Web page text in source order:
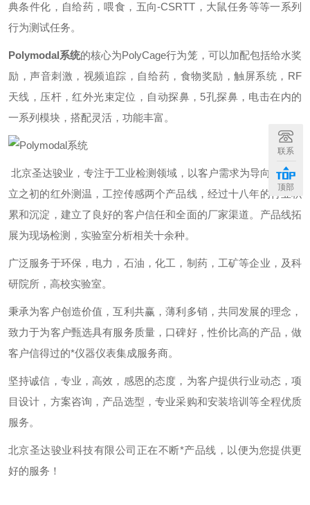
典条件化，自给药，喂食，五向-CSRTT，大鼠任务等等一系列
行为测试任务。
Polymodal系统的核心为PolyCage行为笼，可以加配包括给水奖
励，声音刺激，视频追踪，自给药，食物奖励，触屏系统，RF
天线，压杆，红外光束定位，自动探鼻，5孔探鼻，电击在内的
一系列模块，搭配灵活，功能丰富。
北京圣达骏业，专注于工业检测领域，以客户需求为导向，从成
立之初的红外测温，工控传感两个产品线，经过十八年的行业积
累和沉淀，建立了良好的客户信任和全面的厂家渠道。产品线拓
展为现场检测，实验室分析相关十余种。
广泛服务于环保，电力，石油，化工，制药，工矿等企业，及科
研院所，高校实验室。
秉承为客户创造价值，互利共赢，薄利多销，共同发展的理念，
致力于为客户甄选具有服务质量，口碑好，性价比高的产品，做
客户信得过的*仪器仪表集成服务商。
坚持诚信，专业，高效，感恩的态度，为客户提供行业动态，项
目设计，方案咨询，产品选型，专业采购和安装培训等全程优质
服务。
北京圣达骏业科技有限公司正在不断*产品线，以便为您提供更
好的服务！
联系
顶部